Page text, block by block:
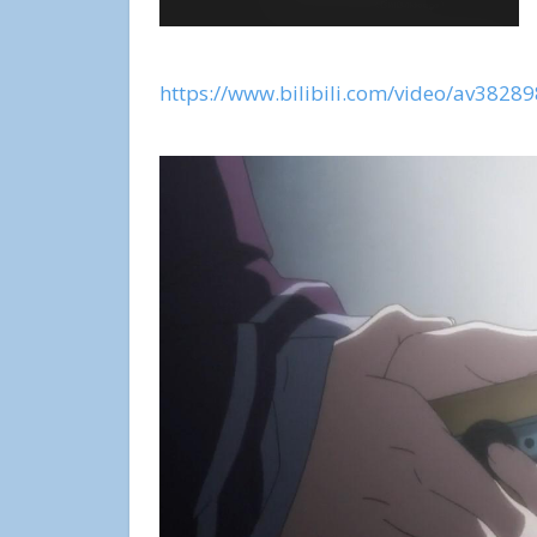
https://www.bilibili.com/video/